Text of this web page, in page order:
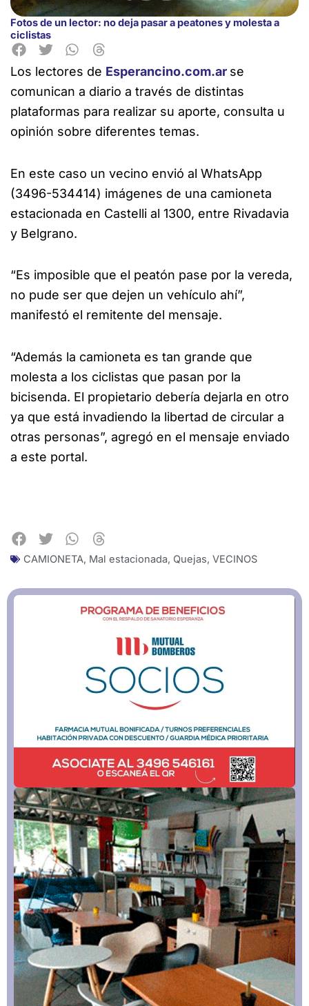
Fotos de un lector: no deja pasar a peatones y molesta a
ciclistas
Los lectores de Esperancino.com.ar se
comunican a diario a través de distintas
plataformas para realizar su aporte, consulta u
opinión sobre diferentes temas.
En este caso un vecino envió al WhatsApp
(3496-534414) imágenes de una camioneta
estacionada en Castelli al 1300, entre Rivadavia
y Belgrano.
“Es imposible que el peatón pase por la vereda,
no pude ser que dejen un vehículo ahí”,
manifestó el remitente del mensaje.
“Además la camioneta es tan grande que
molesta a los ciclistas que pasan por la
bicisenda. El propietario debería dejarla en otro
ya que está invadiendo la libertad de circular a
otras personas”, agregó en el mensaje enviado
a este portal.
CAMIONETA, Mal estacionada, Quejas, VECINOS